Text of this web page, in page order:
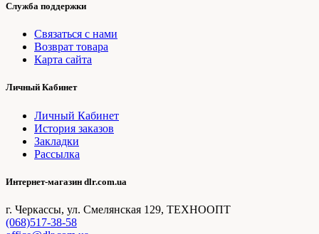
Служба поддержки
Связаться с нами
Возврат товара
Карта сайта
Личный Кабинет
Личный Кабинет
История заказов
Закладки
Рассылка
Интернет-магазин dlr.com.ua
г. Черкассы, ул. Смелянская 129, ТЕХНООПТ
(068)517-38-58